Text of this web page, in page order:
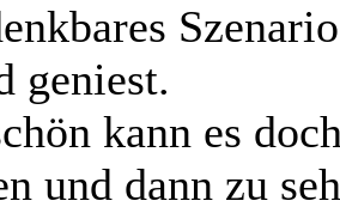
geniest.
kann es
und dann zu